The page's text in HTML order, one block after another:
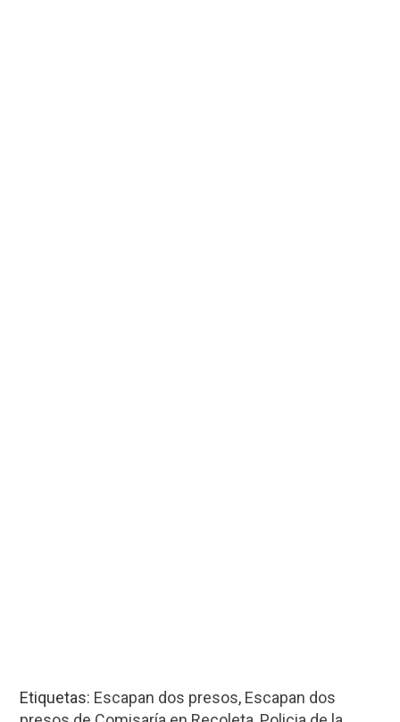
Etiquetas: Escapan dos presos, Escapan dos